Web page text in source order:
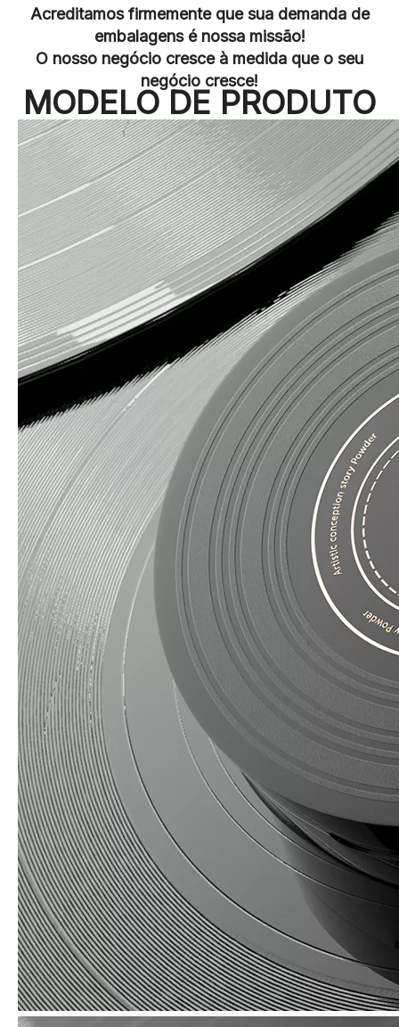
Acreditamos firmemente que sua demanda de
embalagens é nossa missão!
O nosso negócio cresce à medida que o seu
negócio cresce!
MODELO DE PRODUTO